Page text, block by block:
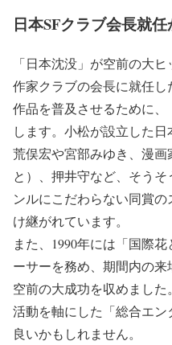
日本SFクラブ会長就
「日本沈没」が空前の大
作家クラブの会長に就任
作品を普及させるために、
します。小松が設立した
荒俣宏や宮部みゆき、漫
と）、押井守など、そう
ンルにこだわらない同賞
け継がれています。
また、1990年には「国際
ーサーを務め、期間内の来
空前の大成功を収めまし
活動を軸にした「総合エ
良いかもしれません。